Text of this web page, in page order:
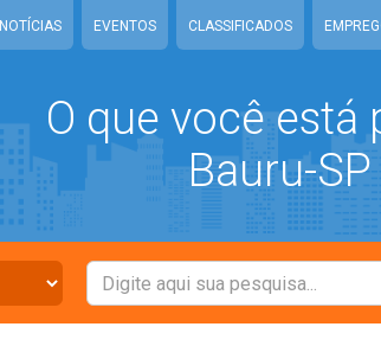
NOTÍCIAS EVENTOS CLASSIFICADOS
O que você
Bauru-SP